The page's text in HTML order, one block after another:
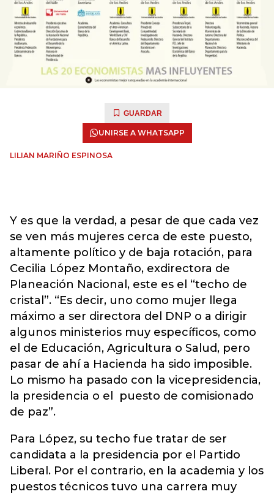
GUARDAR
UNIRSE A WHATSAPP
LILIAN MARIÑO ESPINOSA
Y es que la verdad, a pesar de que cada vez
se ven más mujeres cerca de este puesto,
altamente político y de baja rotación, para
Cecilia López Montaño, exdirectora de
Planeación Nacional, este es el “techo de
cristal”. “Es decir, uno como mujer llega
máximo a ser directora del DNP o a dirigir
algunos ministerios muy específicos, como
el de Educación, Agricultura o Salud, pero
pasar de ahí a Hacienda ha sido imposible.
Lo mismo ha pasado con la vicepresidencia,
la presidencia o el puesto de comisionado
de paz”.
Para López, su techo fue tratar de ser
candidata a la presidencia por el Partido
Liberal. Por el contrario, en la academia y los
puestos técnicos tuvo una carrera muy